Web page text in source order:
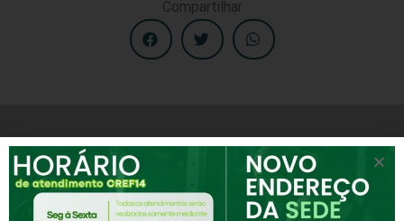
Compartilhar
Receba notícias e novidades do CREF-14
Assine nossa Newsletter